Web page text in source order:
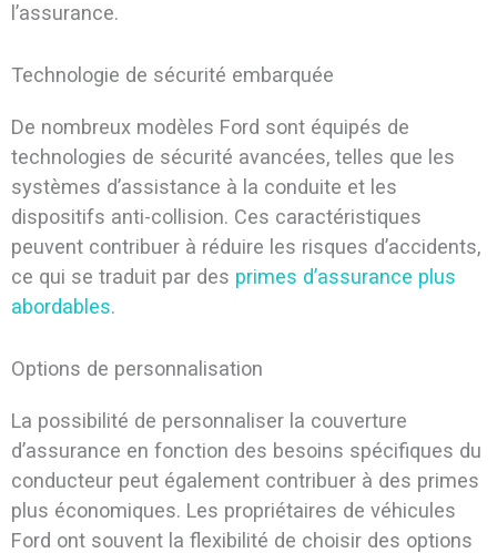
l’assurance.
Technologie de sécurité embarquée
De nombreux modèles Ford sont équipés de
technologies de sécurité avancées, telles que les
systèmes d’assistance à la conduite et les
dispositifs anti-collision. Ces caractéristiques
peuvent contribuer à réduire les risques d’accidents,
ce qui se traduit par des primes d’assurance plus
abordables.
Options de personnalisation
La possibilité de personnaliser la couverture
d’assurance en fonction des besoins spécifiques du
conducteur peut également contribuer à des primes
plus économiques. Les propriétaires de véhicules
Ford ont souvent la flexibilité de choisir des options